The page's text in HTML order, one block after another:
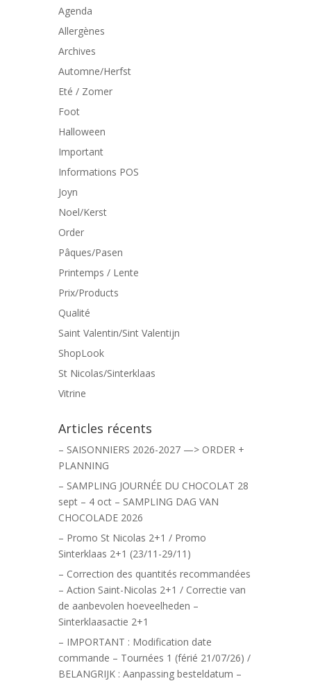
Agenda
Allergènes
Archives
Automne/Herfst
Eté / Zomer
Foot
Halloween
Important
Informations POS
Joyn
Noel/Kerst
Order
Pâques/Pasen
Printemps / Lente
Prix/Products
Qualité
Saint Valentin/Sint Valentijn
ShopLook
St Nicolas/Sinterklaas
Vitrine
Articles récents
– SAISONNIERS 2026-2027 —> ORDER +
PLANNING
– SAMPLING JOURNÉE DU CHOCOLAT 28
sept – 4 oct – SAMPLING DAG VAN
CHOCOLADE 2026
– Promo St Nicolas 2+1 / Promo
Sinterklaas 2+1 (23/11-29/11)
– Correction des quantités recommandées
– Action Saint-Nicolas 2+1 / Correctie van
de aanbevolen hoeveelheden –
Sinterklaasactie 2+1
– IMPORTANT : Modification date
commande – Tournées 1 (férié 21/07/26) /
BELANGRIJK : Aanpassing besteldatum –